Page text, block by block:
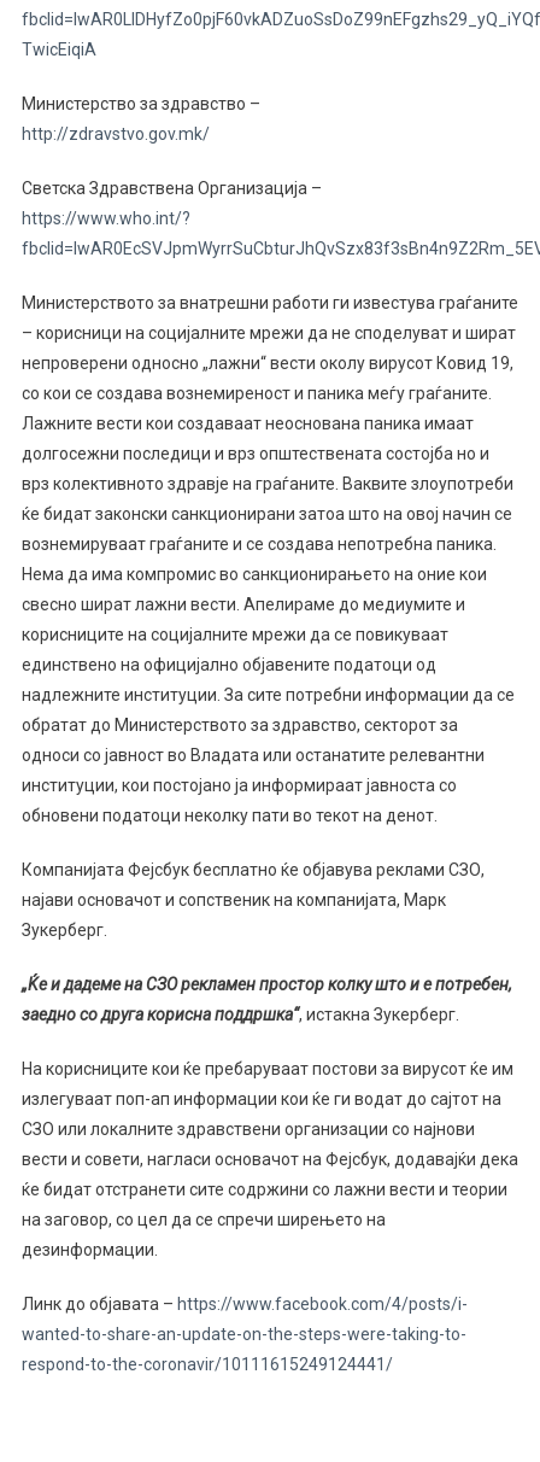
TwicEiqiA
Министерство за здравство –
http://zdravstvo.gov.mk/
Светска Здравствена Организација –
https://www.who.int/?
Министерството за внатрешни работи ги известува граѓаните
– корисници на социјалните мрежи да не споделуват и шират
непроверени односно „лажни“ вести околу вирусот Ковид 19,
со кои се создава вознемиреност и паника меѓу граѓаните.
Лажните вести кои создаваат неоснована паника имаат
долгосежни последици и врз општествената состојба но и
врз колективното здравје на граѓаните. Ваквите злоупотреби
ќе бидат законски санкционирани затоа што на овој начин се
вознемируваат граѓаните и се создава непотребна паника.
Нема да има компромис во санкционирањето на оние кои
свесно шират лажни вести. Апелираме до медиумите и
корисниците на социјалните мрежи да се повикуваат
единствено на официјално објавените податоци од
надлежните институции. За сите потребни информации да се
обратат до Министерството за здравство, секторот за
односи со јавност во Владата или останатите релевантни
институции, кои постојано ја информираат јавноста со
обновени податоци неколку пати во текот на денот.
Компанијата Фејсбук бесплатно ќе објавува реклами СЗО,
најави основачот и сопственик на компанијата, Марк
Зукерберг.
„Ќе и дадеме на СЗО рекламен простор колку што и е потребен,
заедно со друга корисна поддршка“, истакна Зукерберг.
На корисниците кои ќе пребаруваат постови за вирусот ќе им
излегуваат поп-ап информации кои ќе ги водат до сајтот на
СЗО или локалните здравствени организации со најнови
вести и совети, нагласи основачот на Фејсбук, додавајќи дека
ќе бидат отстранети сите содржини со лажни вести и теории
на заговор, со цел да се спречи ширењето на
дезинформации.
Линк до објавата – https://www.facebook.com/4/posts/i-
wanted-to-share-an-update-on-the-steps-were-taking-to-
respond-to-the-coronavir/10111615249124441/